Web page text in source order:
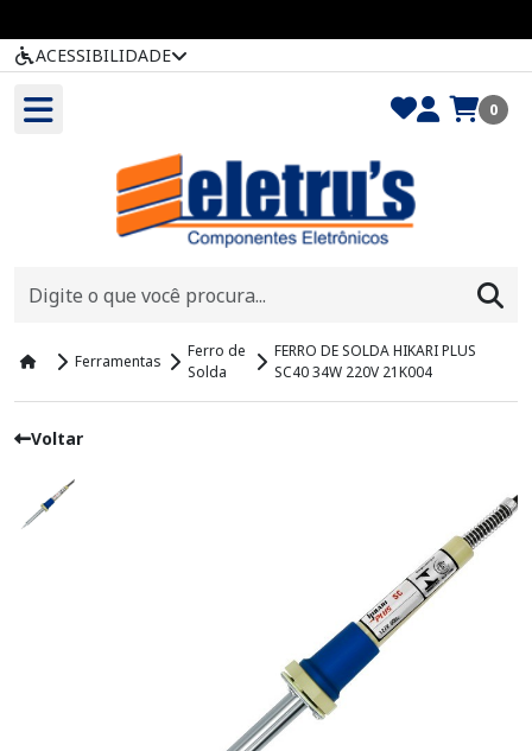
ACESSIBILIDADE
0
Ferramentas
Ferro de
Solda
FERRO DE SOLDA HIKARI PLUS
SC40 34W 220V 21K004
Voltar